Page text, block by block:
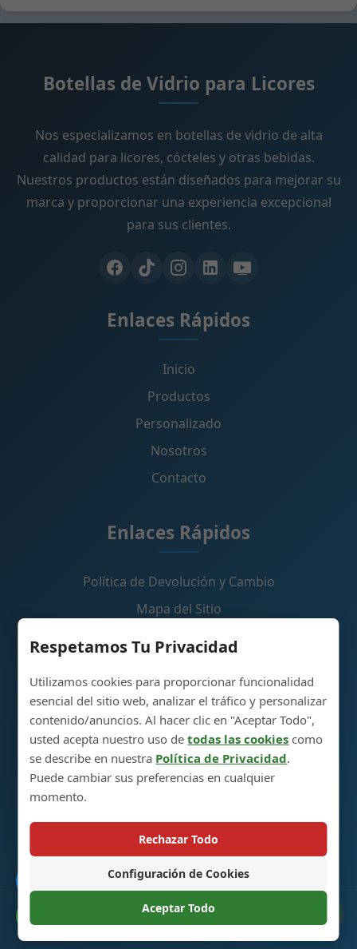
Preferencias de Cookies
Respetamos Tu Privacidad
Utilizamos cookies para proporcionar funcionalidad
esencial del sitio web, analizar el tráfico y personalizar
contenido/anuncios. Al hacer clic en "Aceptar Todo",
usted acepta nuestro uso detodas las cookies como
se describe en nuestra Política de Privacidad.
Puede cambiar sus preferencias en cualquier
momento.
Rechazar Todo
Configuración de Cookies
Aceptar Todo
Botellas de Vidrio para Licores
Nos especializamos en botellas de vidrio de alta
calidad para licores, cócteles y otras bebidas.
Nuestros productos están diseñados para mejorar su
marca y proporcionar una experiencia excepcional
para sus clientes.
Enlaces Rápidos
Inicio
Productos
Personalizado
Nosotros
Contacto
Enlaces Rápidos
Política de Devolución y Cambio
Mapa del Sitio
Contáctenos
Parque Industrial de Producción de Botellas de
Vidrio para Licores, 5RA Avenida, Ciudad de Heze,
Shandong, China 274700
+86 13296308814
alex@oneglassco.com
© 2025 Botellas de Vidrio para Licores. Todos los Derechos
Reservados. |Política de Privacidad